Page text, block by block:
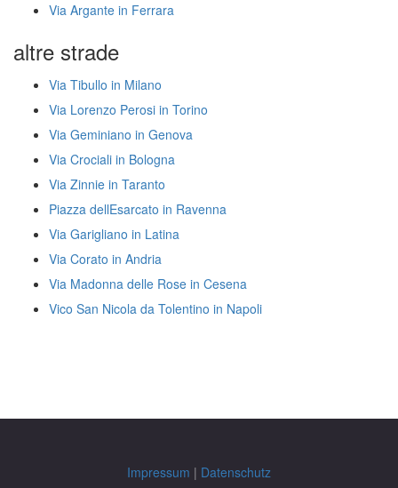
Via Argante in Ferrara
altre strade
Via Tibullo in Milano
Via Lorenzo Perosi in Torino
Via Geminiano in Genova
Via Crociali in Bologna
Via Zinnie in Taranto
Piazza dellEsarcato in Ravenna
Via Garigliano in Latina
Via Corato in Andria
Via Madonna delle Rose in Cesena
Vico San Nicola da Tolentino in Napoli
Impressum | Datenschutz